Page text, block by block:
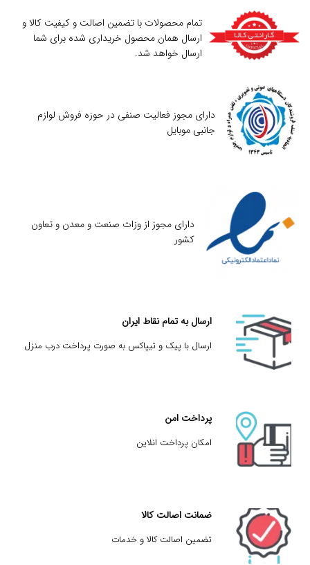
تمام محصولات با تضمین اصالت و کیفیت کالا و
ارسال همان محصول خریداری شده برای شما
ارسال خواهد شد.
دارای مجوز فعالیت صنفی در حوزه فروش لوازم
جانبی موبایل
دارای مجوز از وزات صنعت و معدن و تعاون
کشور
ارسال به تمام نقاط ایران
ارسال با پیک و تیپاکس به صورت پرداخت درب منزل
پرداخت امن
امکان پرداخت انلاین
ضمانت اصالت کالا
تضمین اصالت کالا و خدمات